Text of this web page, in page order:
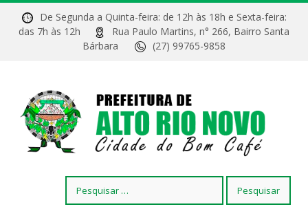
De Segunda a Quinta-feira: de 12h às 18h e Sexta-feira:
das 7h às 12h
Rua Paulo Martins, n° 266, Bairro Santa
Bárbara
(27) 99765-9858
por: